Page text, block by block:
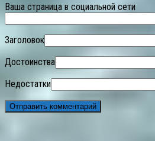
Ваша страница в социальной сети
Заголовок
Достоинства
Недостатки